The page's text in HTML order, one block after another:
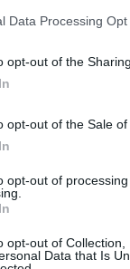
Data Processing
opt-out of the
opt-out of the Sale of
opt-out of
opt-out of
Data that Is
ΑΡΘΡΟ